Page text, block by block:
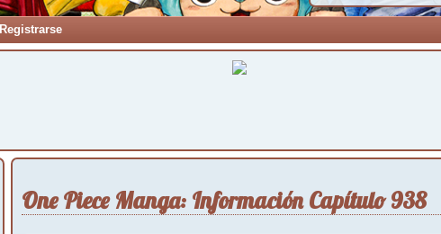
Registrarse
One Piece Manga: Información Capítulo 938